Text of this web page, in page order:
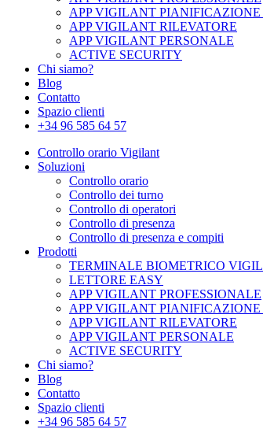
APP VIGILANT PIANIFICAZIONE
APP VIGILANT RILEVATORE
APP VIGILANT PERSONALE
ACTIVE SECURITY
Chi siamo?
Blog
Contatto
Spazio clienti
+34 96 585 64 57
Controllo orario Vigilant
Soluzioni
Controllo orario
Controllo dei turno
Controllo di operatori
Controllo di presenza
Controllo di presenza e compiti
Prodotti
TERMINALE BIOMETRICO
LETTORE EASY
APP VIGILANT PROFESSIONALE
APP VIGILANT PIANIFICAZIONE
APP VIGILANT RILEVATORE
APP VIGILANT PERSONALE
ACTIVE SECURITY
Chi siamo?
Blog
Contatto
Spazio clienti
+34 96 585 64 57